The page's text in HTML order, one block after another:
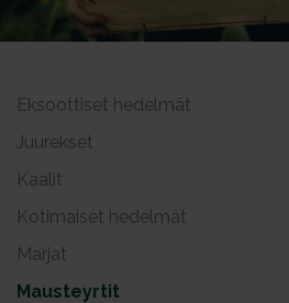
Eksoottiset hedelmät
Juurekset
Kaalit
Kotimaiset hedelmät
Marjat
Mausteyrtit